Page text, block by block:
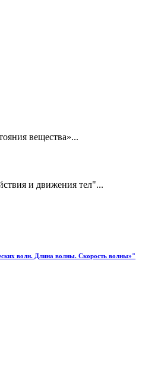
вещества»...
и движения тел"...
волн. Длина волны. Скорость волны»"